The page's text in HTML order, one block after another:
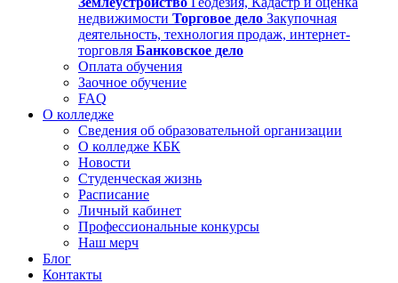
недвижимости Торговое дело Закупочная
деятельность, технология продаж, интернет-
торговля Банковское дело
Оплата обучения
Заочное обучение
FAQ
О колледже
Сведения об образовательной организации
О колледже КБК
Новости
Студенческая жизнь
Расписание
Личный кабинет
Профессиональные конкурсы
Наш мерч
Блог
Контакты